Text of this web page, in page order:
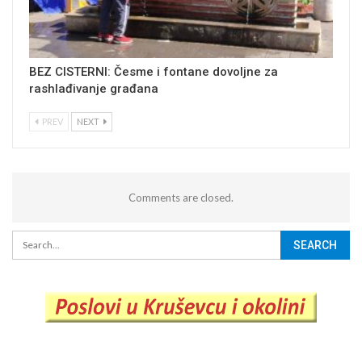
BEZ CISTERNI: Česme i fontane dovoljne za
rashlađivanje građana
PREV NEXT
Comments are closed.